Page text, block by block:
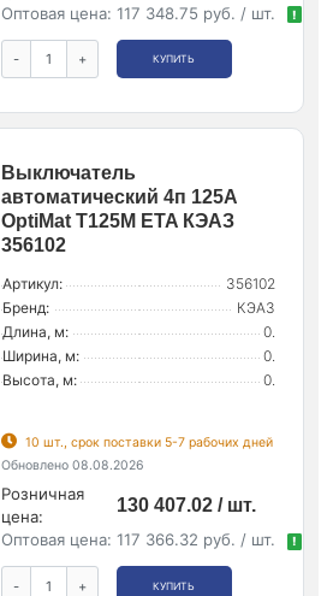
Оптовая цена: 117 348.75 руб. / шт. !
- + КУПИТЬ
Выключатель
автоматический 4п 125А
OptiMat T125M ETA КЭАЗ
356102
Артикул:
356102
Бренд:
КЭАЗ
Длина, м:
0.
Ширина, м:
0.
Высота, м:
0.
10 шт., срок поставки 5-7 рабочих дней
Обновлено 08.08.2026
Розничная
цена:
130 407.02 / шт.
Оптовая цена: 117 366.32 руб. / шт. !
- + КУПИТЬ